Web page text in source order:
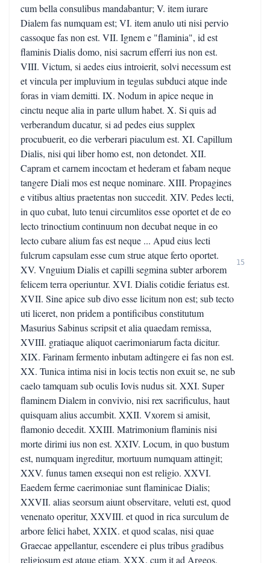
cum bella consulibus mandabantur; V. item iurare
Dialem fas numquam est; VI. item anulo uti nisi pervio
cassoque fas non est. VII. Ignem e "flaminia", id est
flaminis Dialis domo, nisi sacrum efferri ius non est.
VIII. Victum, si aedes eius introierit, solvi necessum est
et vincula per impluvium in tegulas subduci atque inde
foras in viam demitti. IX. Nodum in apice neque in
cinctu neque alia in parte ullum habet. X. Si quis ad
verberandum ducatur, si ad pedes eius supplex
procubuerit, eo die verberari piaculum est. XI. Capillum
Dialis, nisi qui liber homo est, non detondet. XII.
Capram et carnem incoctam et hederam et fabam neque
tangere Diali mos est neque nominare. XIII. Propagines
e vitibus altius praetentas non succedit. XIV. Pedes lecti,
in quo cubat, luto tenui circumlitos esse oportet et de eo
lecto trinoctium continuum non decubat neque in eo
lecto cubare alium fas est neque ... Apud eius lecti
fulcrum capsulam esse cum strue atque ferto oportet.
XV. Vnguium Dialis et capilli segmina subter arborem
felicem terra operiuntur. XVI. Dialis cotidie feriatus est.
XVII. Sine apice sub divo esse licitum non est; sub tecto
uti liceret, non pridem a pontificibus constitutum
Masurius Sabinus scripsit et alia quaedam remissa,
XVIII. gratiaque aliquot caerimoniarum facta dicitur.
XIX. Farinam fermento inbutam adtingere ei fas non est.
XX. Tunica intima nisi in locis tectis non exuit se, ne sub
caelo tamquam sub oculis Iovis nudus sit. XXI. Super
flaminem Dialem in convivio, nisi rex sacrificulus, haut
quisquam alius accumbit. XXII. Vxorem si amisit,
flamonio decedit. XXIII. Matrimonium flaminis nisi
morte dirimi ius non est. XXIV. Locum, in quo bustum
est, numquam ingreditur, mortuum numquam attingit;
XXV. funus tamen exsequi non est religio. XXVI.
Eaedem ferme caerimoniae sunt flaminicae Dialis;
XXVII. alias seorsum aiunt observitare, veluti est, quod
venenato operitur, XXVIII. et quod in rica surculum de
arbore felici habet, XXIX. et quod scalas, nisi quae
Graecae appellantur, escendere ei plus tribus gradibus
religiosum est atque etiam, XXX. cum it ad Argeos,
15